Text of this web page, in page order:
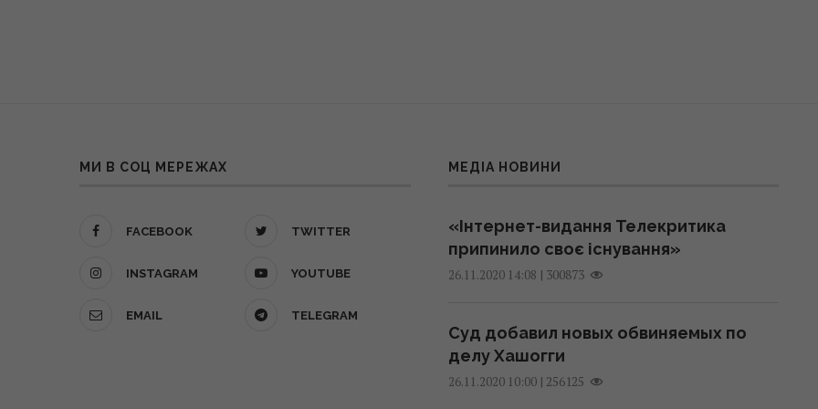
МИ В СОЦ МЕРЕЖАХ
FACEBOOK TWITTER
INSTAGRAM YOUTUBE
EMAIL TELEGRAM
МЕДІА НОВИНИ
«Інтернет-видання Телекритика
припинило своє існування»
26.11.2020 14:08 | 300873
Суд добавил новых обвиняемых по
делу Хашогги
26.11.2020 10:00| 256125